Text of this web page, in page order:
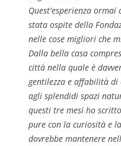
Quest'esperienza ormai
stata ospite della
nelle cose migliori che
Dalla bella casa
città nella quale è
gentilezza e affabilità
agli splendidi spazi
questi tre mesi ho
pure con la curiosità e
dovrebbe mantenere